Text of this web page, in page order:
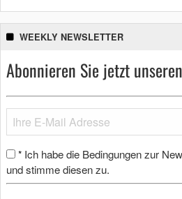
WEEKLY NEWSLETTER
Abonnieren Sie jetzt
* Ich habe die Bedingungen zur
und stimme diesen zu.